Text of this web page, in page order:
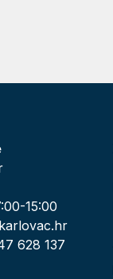
15:00
628 137